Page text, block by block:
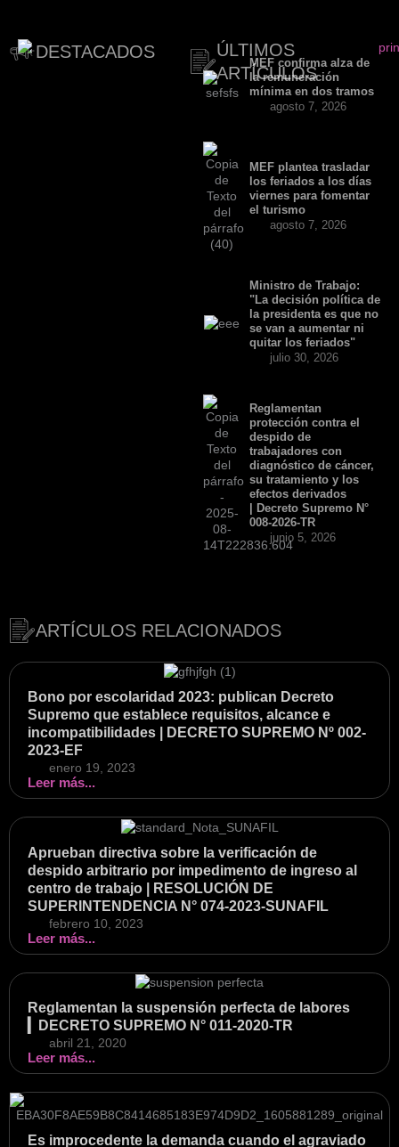
DESTACADOS
ÚLTIMOS
ARTÍCULOS
MEF confirma alza de
la remuneración
mínima en dos tramos
agosto 7, 2026
MEF plantea trasladar
los feriados a los días
viernes para fomentar
el turismo
agosto 7, 2026
Ministro de Trabajo:
"La decisión política de
la presidenta es que no
se van a aumentar ni
quitar los feriados"
julio 30, 2026
Reglamentan
protección contra el
despido de
trabajadores con
diagnóstico de cáncer,
su tratamiento y los
efectos derivados
| Decreto Supremo N°
008-2026-TR
junio 5, 2026
ARTÍCULOS RELACIONADOS
Bono por escolaridad 2023: publican Decreto
Supremo que establece requisitos, alcance e
incompatibilidades | DECRETO SUPREMO Nº 002-
2023-EF
enero 19, 2023
Leer más...
Aprueban directiva sobre la verificación de
despido arbitrario por impedimento de ingreso al
centro de trabajo | RESOLUCIÓN DE
SUPERINTENDENCIA N° 074-2023-SUNAFIL
febrero 10, 2023
Leer más...
Reglamentan la suspensión perfecta de labores
▎DECRETO SUPREMO N° 011-2020-TR
abril 21, 2020
Leer más...
Es improcedente la demanda cuando el agraviado